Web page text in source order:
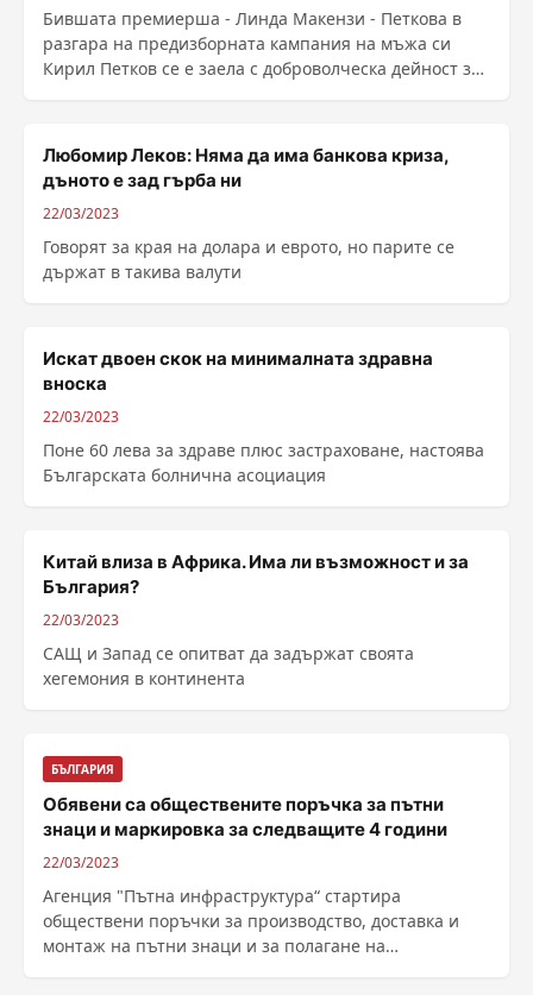
Бившата премиерша - Линда Макензи - Петкова в
разгара на предизборната кампания на мъжа си
Кирил Петков се е заела с доброволческа дейност за
Любомир Леков: Няма да има банкова криза,
дъното е зад гърба ни
22/03/2023
Говорят за края на долара и еврото, но парите се
държат в такива валути
Искат двоен скок на минималната здравна
вноска
22/03/2023
Поне 60 лева за здраве плюс застраховане, настоява
Българската болнична асоциация
Китай влиза в Африка. Има ли възможност и за
България?
22/03/2023
САЩ и Запад се опитват да задържат своята
хегемония в континента
БЪЛГАРИЯ
Обявени са обществените поръчка за пътни
знаци и маркировка за следващите 4 години
22/03/2023
Агенция "Пътна инфраструктура“ стартира
обществени поръчки за производство, доставка и
монтаж на пътни знаци и за полагане на